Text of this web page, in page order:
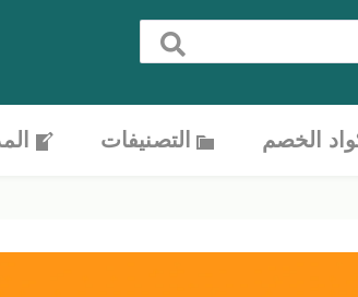
الخصم التصنيفات